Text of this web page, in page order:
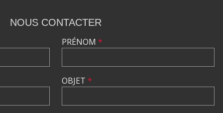
NOUS CONTACTER
PRÉNOM *
OBJET *